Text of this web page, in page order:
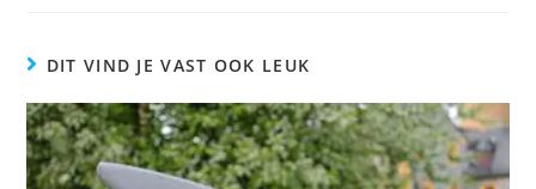
DIT VIND JE VAST OOK LEUK